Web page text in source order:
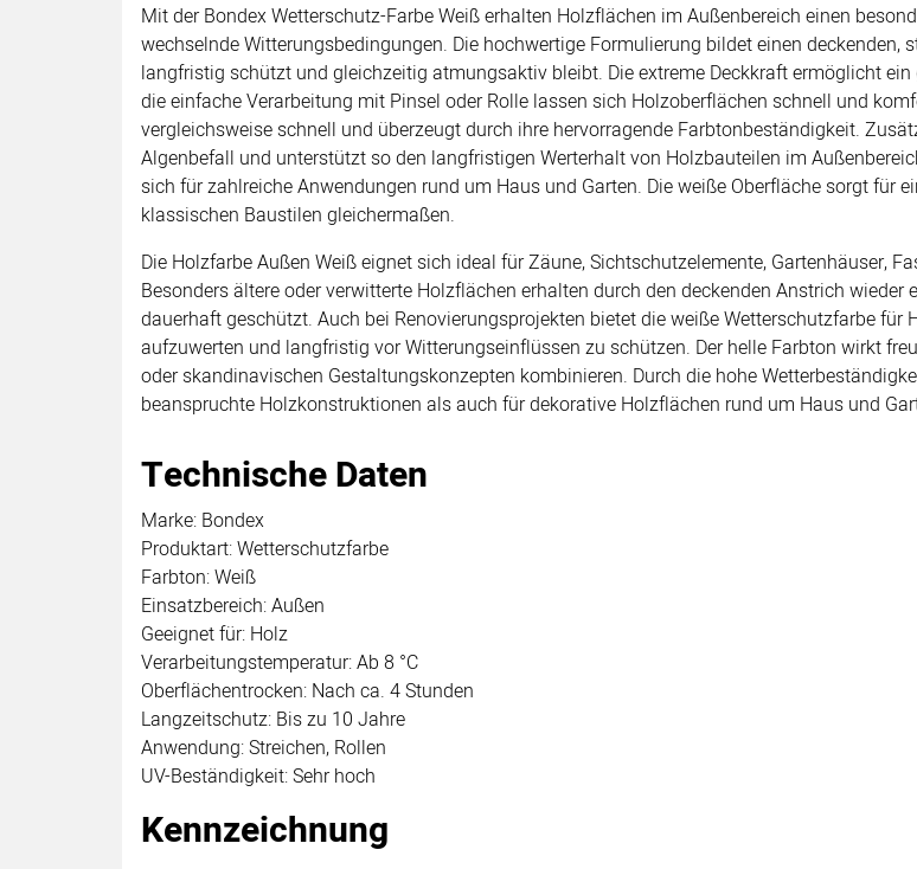
Mit der Bondex Wetterschutz-Farbe Weiß erhalten Holzflächen im Außenbereich einen
wechselnde Witterungsbedingungen. Die hochwertige Formulierung bildet einen
langfristig schützt und gleichzeitig atmungsaktiv bleibt. Die extreme Deckkraft ermöglicht
die einfache Verarbeitung mit Pinsel oder Rolle lassen sich Holzoberflächen schnell und
vergleichsweise schnell und überzeugt durch ihre hervorragende Farbtonbeständigkeit.
Algenbefall und unterstützt so den langfristigen Werterhalt von Holzbauteilen im
sich für zahlreiche Anwendungen rund um Haus und Garten. Die weiße Oberfläche sorgt für
klassischen Baustilen gleichermaßen.
Die Holzfarbe Außen Weiß eignet sich ideal für Zäune, Sichtschutzelemente, Gartenhäuser,
Besonders ältere oder verwitterte Holzflächen erhalten durch den deckenden Anstrich
dauerhaft geschützt. Auch bei Renovierungsprojekten bietet die weiße Wetterschutzfarbe
aufzuwerten und langfristig vor Witterungseinflüssen zu schützen. Der helle Farbton wirkt
oder skandinavischen Gestaltungskonzepten kombinieren. Durch die hohe
beanspruchte Holzkonstruktionen als auch für dekorative Holzflächen rund um Haus und
Technische Daten
Marke: Bondex
Produktart: Wetterschutzfarbe
Farbton: Weiß
Einsatzbereich: Außen
Geeignet für: Holz
Verarbeitungstemperatur: Ab 8 °C
Oberflächentrocken: Nach ca. 4 Stunden
Langzeitschutz: Bis zu 10 Jahre
Anwendung: Streichen, Rollen
UV-Beständigkeit: Sehr hoch
Kennzeichnung